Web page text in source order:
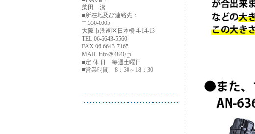
柴田 潔
■所在地及び連絡先：
〒556-0005
大阪市浪速区日本橋 4-14-13
TEL 06-6643-5560
FAX 06-6643-7165
MAIL info＠4840.jp
■定 休 日 毎週土曜日
■営業時間 8：30～18：30